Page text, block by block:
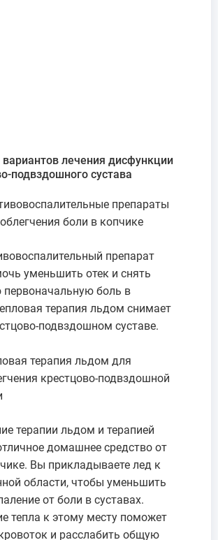
лечения дисфункции
подвздошного сустава
препараты
боли в копчике
препарат
уменьшить отек и снять
первоначальную боль в
терапия льдом снимает
подвздошном суставе.
терапия льдом для
крестцово-подвздошной
терапии льдом и терапией
домашнее средство от
Вы прикладываете лед к
области, чтобы уменьшить
от боли в суставах.
тепла к этому месту поможет
и расслабить общую